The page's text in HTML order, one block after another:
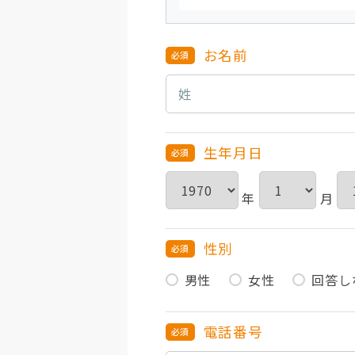
お名前
生年月日
年 月
性別
男性 女性 回答
電話番号